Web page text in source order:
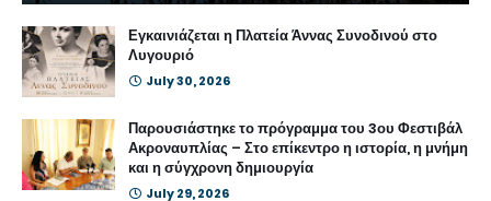
Εγκαινιάζεται η Πλατεία Άννας Συνοδινού στο
Λυγουριό
July 30, 2026
Παρουσιάστηκε το πρόγραμμα του 3ου Φεστιβάλ
Ακροναυπλίας – Στο επίκεντρο η ιστορία, η μνήμη
και η σύγχρονη δημιουργία
July 29, 2026